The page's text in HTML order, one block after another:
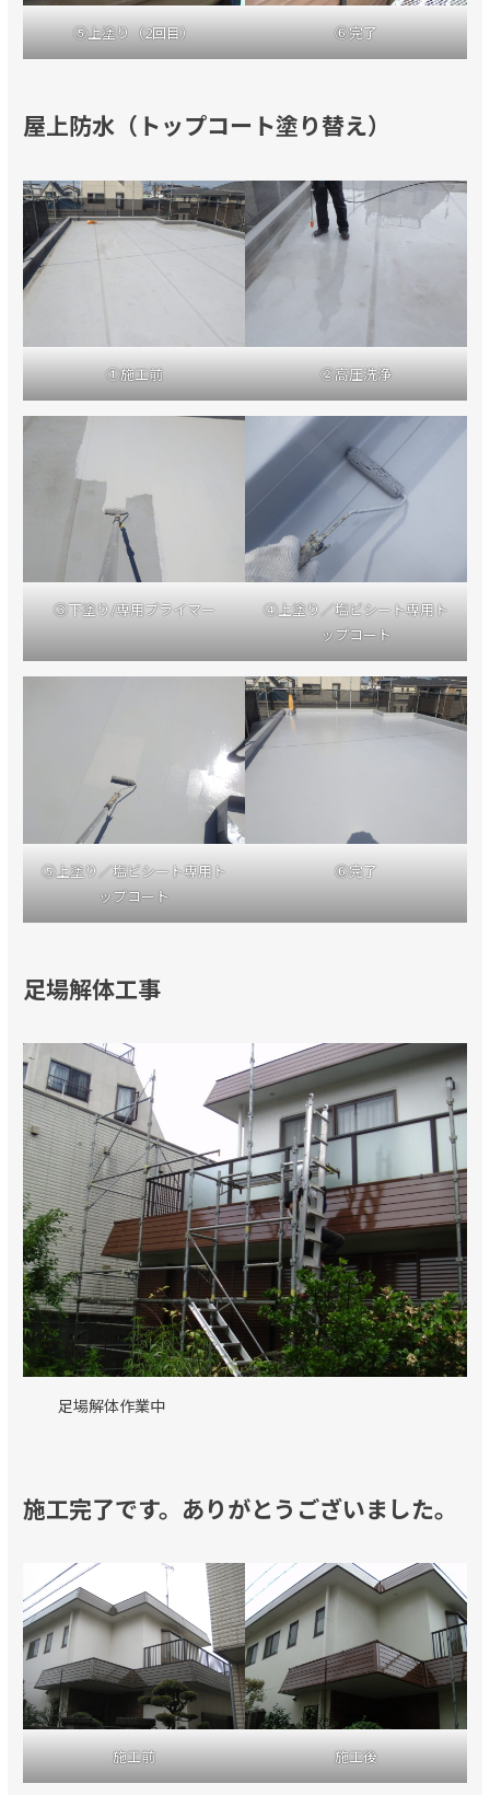
⑤上塗り（2回目） ⑥完了
屋上防水（トップコート塗り替え）
①施工前 ②高圧洗浄
③下塗り/専用プライマー
④上塗り／塩ビシート専用ト
ップコート
⑤上塗り／塩ビシート専用ト
ップコート
⑥完了
足場解体工事
足場解体作業中
施工完了です。ありがとうございました。
施工前 施工後